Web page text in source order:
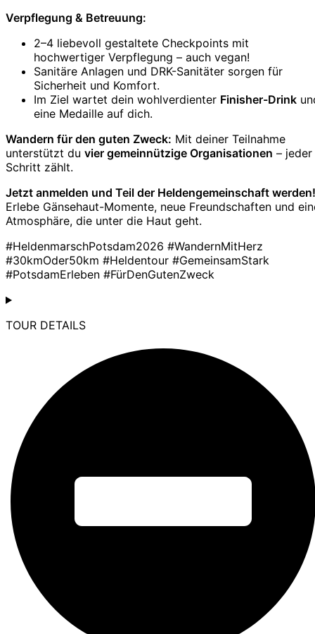
Verpflegung & Betreuung:
2–4 liebevoll gestaltete Checkpoints mit
hochwertiger Verpflegung – auch vegan!
Sanitäre Anlagen und DRK-Sanitäter sorgen für
Sicherheit und Komfort.
Im Ziel wartet dein wohlverdienter Finisher-Drink
eine Medaille auf dich.
Wandern für den guten Zweck: Mit deiner Teilnahme
unterstützt du vier gemeinnützige Organisationen – jeder
Schritt zählt.
Jetzt anmelden und Teil der Heldengemeinschaft werden!
Erlebe Gänsehaut-Momente, neue Freundschaften und
Atmosphäre, die unter die Haut geht.
#HeldenmarschPotsdam2026 #WandernMitHerz
#30kmOder50km #Heldentour #GemeinsamStark
#PotsdamErleben #FürDenGutenZweck
TOUR DETAILS